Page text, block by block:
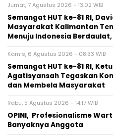
Jumat, 7 Agustus 2026 - 13:02 WIB
Semangat HUT ke-81 RI,
Masyarakat Kalimantan
Menuju Indonesia
Kamis, 6 Agustus 2026 - 08:33 WIB
Semangat HUT ke-81 RI,
Agatisyansah Tegaskan
dan Membela Masyarakat
Rabu, 5 Agustus 2026 - 14:17 WIB
OPINI, Profesionalisme
Banyaknya Anggota